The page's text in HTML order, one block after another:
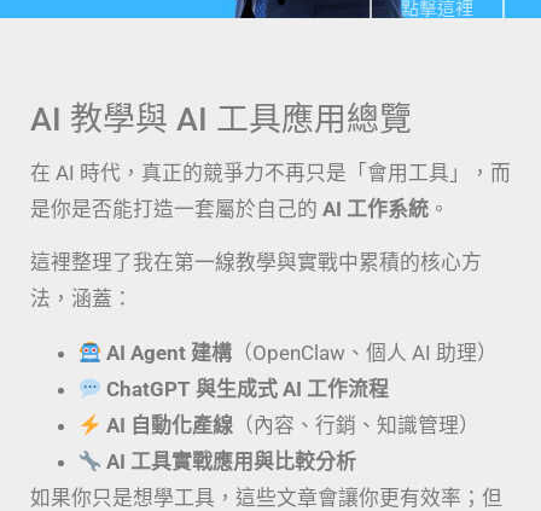
AI 教學與 AI 工具應用總覽
在 AI 時代，真正的競爭力不再只是「會用工具」，而
是你是否能打造一套屬於自己的 AI 工作系統 。
這裡整理了我在第一線教學與實戰中累積的核心方
法，涵蓋：
AI Agent 建構 （OpenClaw、個人 AI 助理）
ChatGPT 與生成式 AI 工作流程
AI 自動化產線 （內容、行銷、知識管理）
AI 工具實戰應用與比較分析
如果你只是想學工具，這些文章會讓你更有效率；但